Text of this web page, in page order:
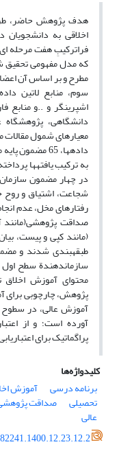
هدف پژوهش حاضر،
اخلاقی به
که مدل مفهومی
مطرح و بر اساس آن
سوم، منابع لاتین
اشپرینگر و ..و منابع
دانشگاهی،
معیارهای شمول مقالات
دادهها، 65
به ترکیب یافتهها
در چهار مضمون
شجاعت، اشتیاق و
رفتارهای مخل، عدم
صداقت
(مانند کپی و پیست،
سازماندهندة سطح اول
محتوای آموزش
پژوهش، چارچوبی برای
آموزش عالی، در سطوح
آورده است؛ و از
پراگماتیک برای
کلیدواژه‌ها
برنامه درسی
آموزش
تحصیلی صداقت
عالی